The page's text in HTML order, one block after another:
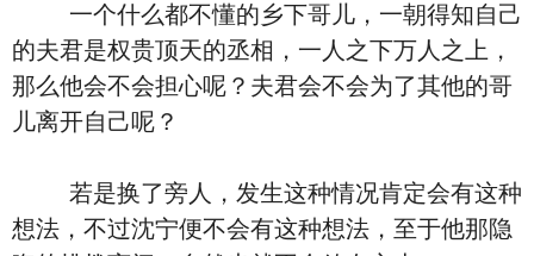
一个什么都不懂的乡下哥儿，一朝得知自己
的夫君是权贵顶天的丞相，一人之下万人之上，
那么他会不会担心呢？夫君会不会为了其他的哥
儿离开自己呢？
若是换了旁人，发生这种情况肯定会有这种
想法，不过沈宁便不会有这种想法，至于他那隐